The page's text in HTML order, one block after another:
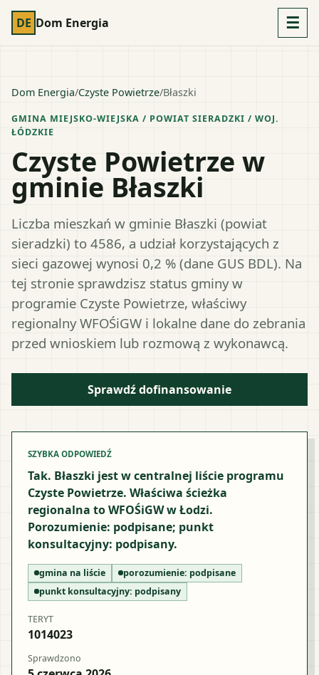
DE Dom Energia ☰
Dom Energia/Czyste Powietrze/Błaszki
GMINA MIEJSKO-WIEJSKA / POWIAT SIERADZKI / WOJ.
ŁÓDZKIE
Czyste Powietrze w
gminie Błaszki
Liczba mieszkań w gminie Błaszki (powiat
sieradzki) to 4586, a udział korzystających z
sieci gazowej wynosi 0,2 % (dane GUS BDL). Na
tej stronie sprawdzisz status gminy w
programie Czyste Powietrze, właściwy
regionalny WFOŚiGW i lokalne dane do zebrania
przed wnioskiem lub rozmową z wykonawcą.
Sprawdź dofinansowanie
SZYBKA ODPOWIEDŹ
Tak. Błaszki jest w centralnej liście programu
Czyste Powietrze. Właściwa ścieżka
regionalna to WFOŚiGW w Łodzi.
Porozumienie: podpisane; punkt
konsultacyjny: podpisany.
gmina na liście porozumienie: podpisane
punkt konsultacyjny: podpisany
TERYT
1014023
Sprawdzono